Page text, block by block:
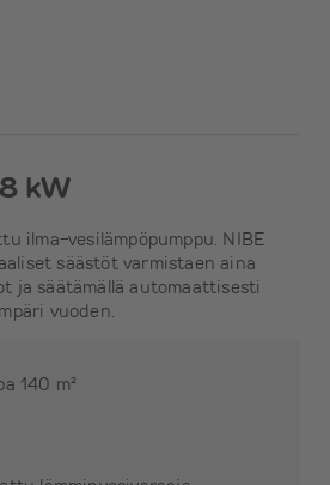
kW
ilma-vesilämpöpumppu. NIBE
säästöt varmistaen aina
ja säätämällä automaattisesti
vuoden.
140 m²